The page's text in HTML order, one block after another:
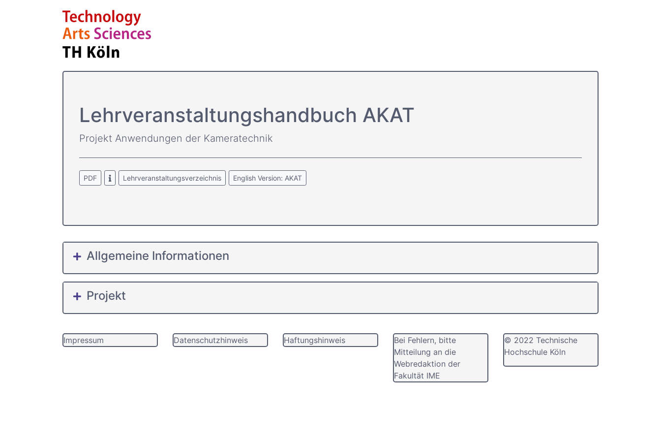
Lehrver­anstaltungs­handbuch AKAT
Projekt Anwendungen der Kameratechnik
PDF Lehrveranstaltungsverzeichnis English Version: AKAT
Allgemeine Informationen
Projekt
Impressum Datenschutzhinweis Haftungshinweis
Bei Fehlern, bitte
Mitteilung an die
Webredaktion der
Fakultät IME
© 2022 Technische
Hochschule Köln